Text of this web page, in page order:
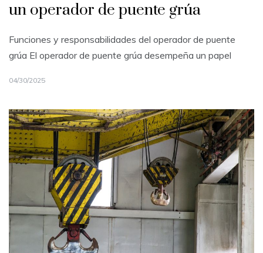
un operador de puente grúa
Funciones y responsabilidades del operador de puente
grúa El operador de puente grúa desempeña un papel
04/30/2025